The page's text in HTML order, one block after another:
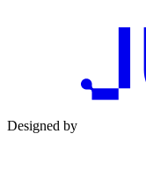
Designed by